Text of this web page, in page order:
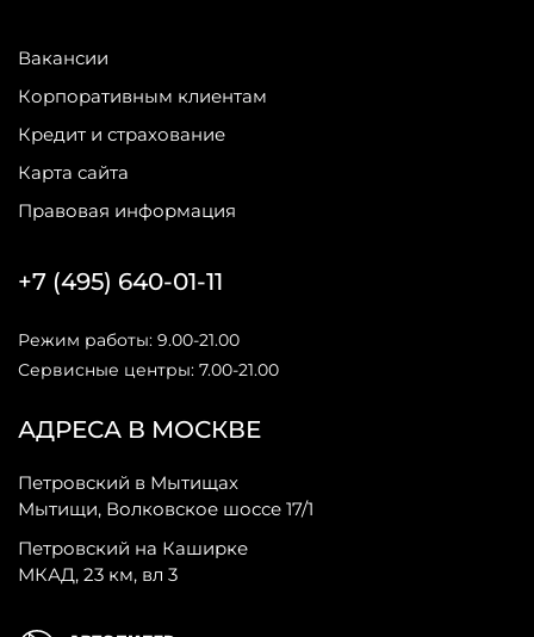
Вакансии
Корпоративным клиентам
Кредит и страхование
Карта сайта
Правовая информация
АДРЕСА В МОСКВЕ
Петровский в Мытищах
Мытищи, Волковское шоссе 17/1
Петровский на Каширке
МКАД, 23 км, вл 3
+7 (495) 640-01-11
Режим работы: 9.00-21.00
Сервисные центры: 7.00-21.00